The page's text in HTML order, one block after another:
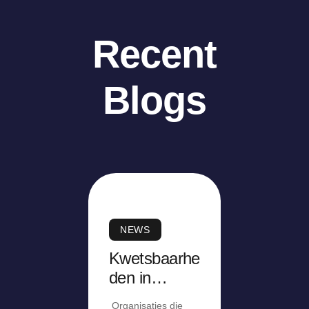
Recent
Blogs
NEWS
Kwetsbaarhe
den in
Organisaties die